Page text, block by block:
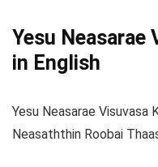
Yesu Neasarae
in English
Yesu Neasarae Visuvasa
Neasaththin Roobai